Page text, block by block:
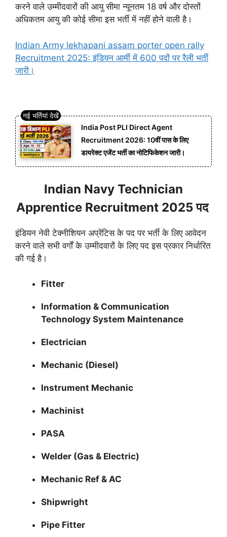
करने वाले उम्मीदवारों की आयु सीमा न्यूनतम 18 वर्ष और दोस्तों
अधिकतम आयु की कोई सीमा इस भर्ती में नहीं होने वाली है।
Indian Army lekhapani assam porter open rally
Recruitment 2025: इंडियन आर्मी में 600 पदों पर रैली भर्ती
जारी।
India Post PLI Direct Agent
Recruitment 2026: 10वीं पास के लिए
डायरेक्ट एजेंट भर्ती का नोटिफिकेशन जारी।
Indian Navy Technician
Apprentice Recruitment 2025 पद
इंडियन नेवी टेक्नीशियन अप्रेंटिस के पद पर भर्ती के लिए आवेदन
करने वाले सभी वर्गों के उम्मीदवारों के लिए पद इस प्रकार निर्धारित
की गई है।
Fitter
Information & Communication
Technology System Maintenance
Electrician
Mechanic (Diesel)
Instrument Mechanic
Machinist
PASA
Welder (Gas & Electric)
Mechanic Ref & AC
Shipwright
Pipe Fitter